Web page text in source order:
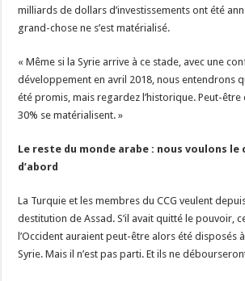
milliards de dollars d’investissements ont été
grand-chose ne s’est matérialisé.
« Même si la Syrie arrive à ce stade, avec une
développement en avril 2018, nous entendrons
été promis, mais regardez l’historique. Peut-être
30% se matérialisent. »
Le reste du monde arabe : nous voulons le
d’abord
La Turquie et les membres du CCG veulent
destitution de Assad. S’il avait quitté le pouvoir,
l’Occident auraient peut-être alors été disposés
Syrie. Mais il n’est pas parti. Et ils ne